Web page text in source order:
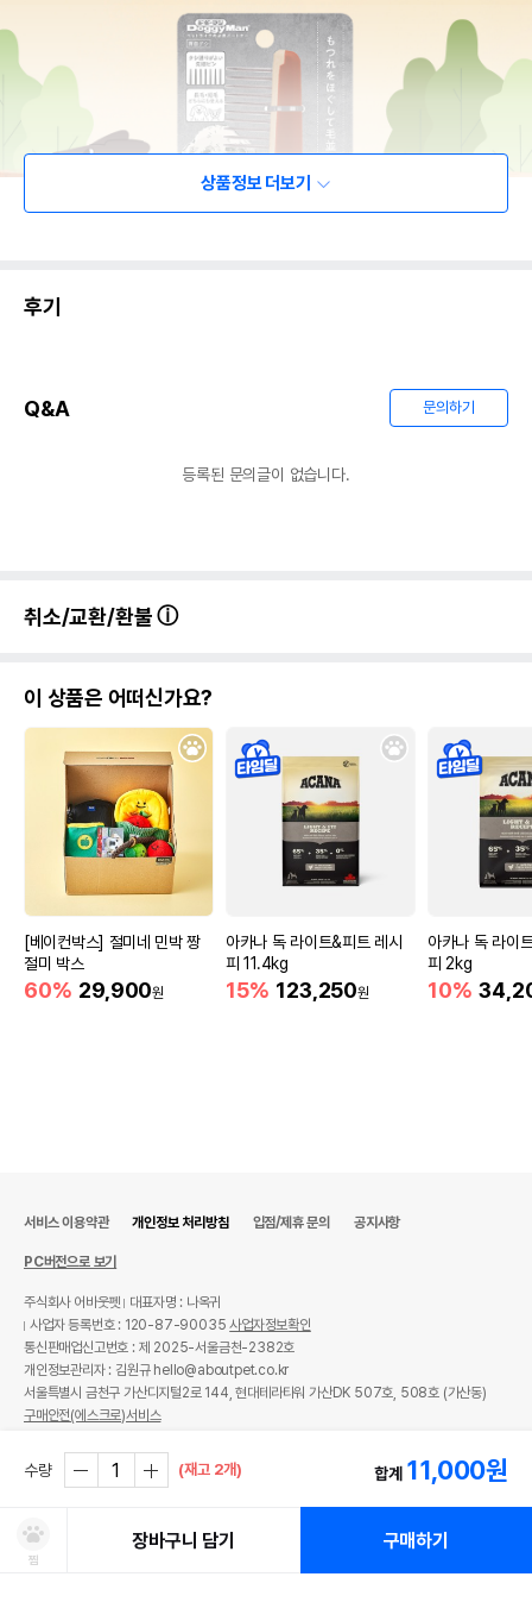
상품정보 더보기
후기
Q&A 문의하기
등록된 문의글이 없습니다.
취소/교환/환불
이 상품은 어떠신가요?
[베이컨박스] 절미네 민박 짱
절미 박스
60% 29,900원
아카나 독 라이트&피트 레시
피 11.4kg
15% 123,250원
아카나 독 라이
피 2kg
10%
수량 (재고 2개) 합계 11,000원
찜
장바구니 담기 구매하기
서비스 이용약관 개인정보 처리방침 입점/제휴 문의 공지사항
PC버전으로 보기
주식회사 어바웃펫
대표자명 : 나옥귀
사업자 등록번호 : 120-87-90035사업자정보확인
통신판매업신고번호 : 제 2025-서울금천-2382호
개인정보관리자 : 김원규 hello@aboutpet.co.kr
서울특별시 금천구 가산디지털2로 144, 현대테라타워 가산DK 507호, 508호 (가산동)
구매안전(에스크로)서비스